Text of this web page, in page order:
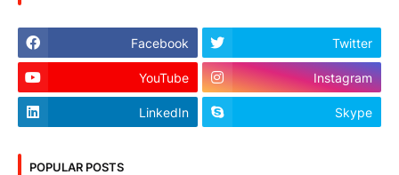
Facebook Twitter
YouTube Instagram
LinkedIn Skype
POPULAR POSTS